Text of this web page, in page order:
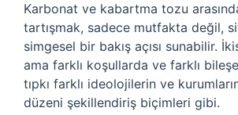
Karbonat ve kabartma tozu
tartışmak, sadece mutfakta değil,
simgesel bir bakış açısı sunabilir.
ama farklı koşullarda ve farklı
tıpkı farklı ideolojilerin ve
düzeni şekillendiriş biçimleri gibi.